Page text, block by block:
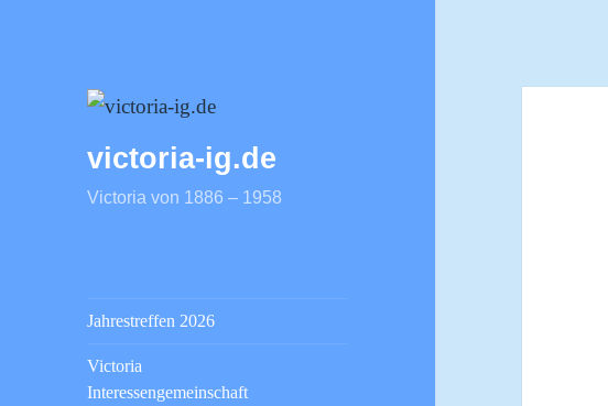
victoria-ig.de
Victoria von 1886 – 1958
Jahrestreffen 2026
Victoria
Interessengemeinschaft